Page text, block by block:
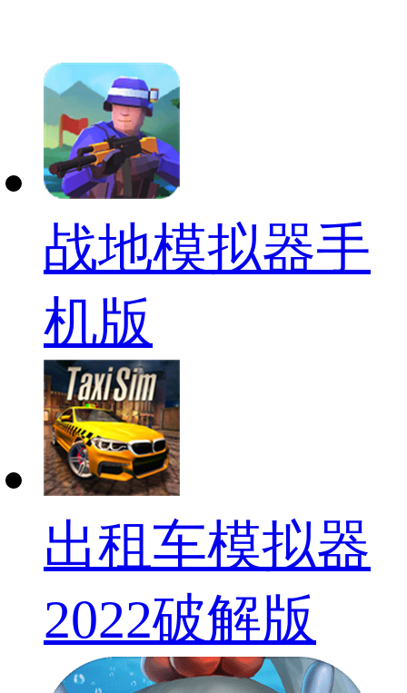
战地模拟器手
机版
出租车模拟器
2022破解版